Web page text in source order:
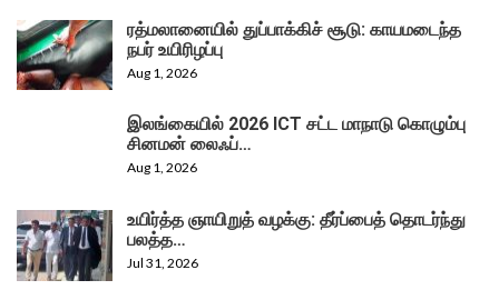
ரத்மலானையில் துப்பாக்கிச் சூடு: காயமடைந்த
நபர் உயிரிழப்பு
Aug 1, 2026
இலங்கையில் 2026 ICT சட்ட மாநாடு கொழும்பு
சினமன் லைஃப்…
Aug 1, 2026
உயிர்த்த ஞாயிறுத் வழக்கு: தீர்ப்பைத் தொடர்ந்து
பலத்த…
Jul 31, 2026